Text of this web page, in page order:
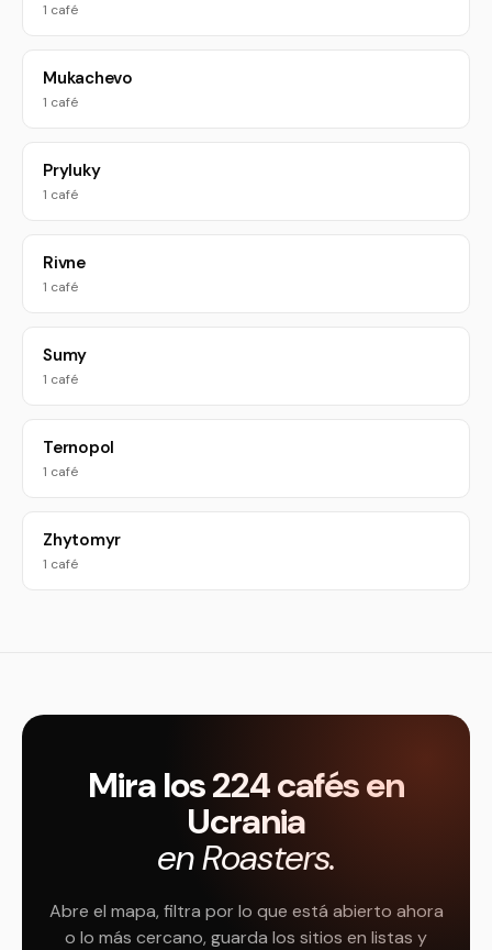
1 café
Mukachevo
1 café
Pryluky
1 café
Rivne
1 café
Sumy
1 café
Ternopol
1 café
Zhytomyr
1 café
Mira los 224 cafés en
Ucrania
en Roasters.
Abre el mapa, filtra por lo que está abierto ahora
o lo más cercano, guarda los sitios en listas y